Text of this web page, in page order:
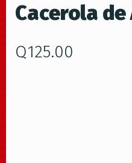
Cacerola
Q125.00